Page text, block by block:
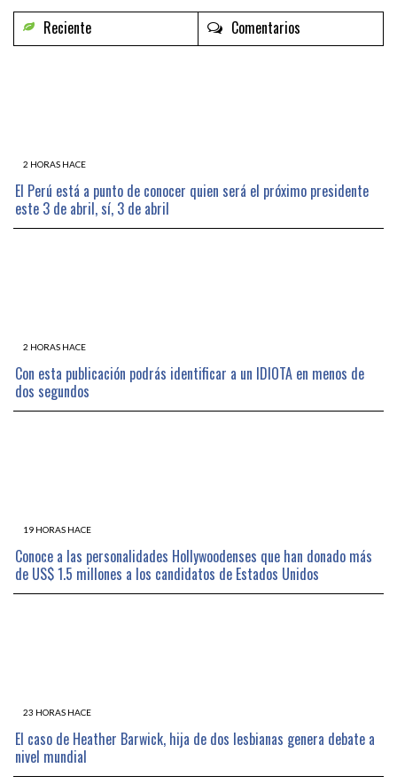
Reciente Comentarios
2 HORAS HACE
El Perú está a punto de conocer quien será el próximo presidente
este 3 de abril, sí, 3 de abril
2 HORAS HACE
Con esta publicación podrás identificar a un IDIOTA en menos de
dos segundos
19 HORAS HACE
Conoce a las personalidades Hollywoodenses que han donado más
de US$ 1.5 millones a los candidatos de Estados Unidos
23 HORAS HACE
El caso de Heather Barwick, hija de dos lesbianas genera debate a
nivel mundial